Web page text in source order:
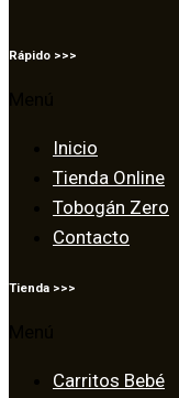
Rápido >>>
Inicio
Tienda Online
Tobogán Zero
Contacto
Tienda >>>
Carritos Bebé